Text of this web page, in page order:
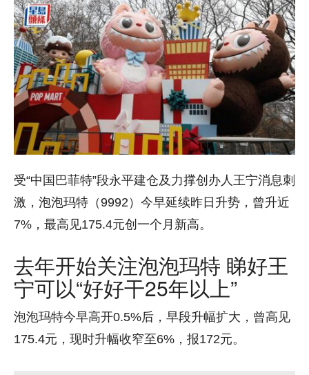
受“中国巴菲特”段永平建仓及力撑创办人王宁消息刺
激，泡泡玛特（9992）今早延续昨日升势，曾升近
7%，最高见175.4元创一个月新高。
去年开始关注泡泡玛特 睇好王
宁可以“好好干25年以上”
泡泡玛特今早高开0.5%后，早段升幅扩大，曾高见
175.4元，现时升幅收窄至6%，报172元。